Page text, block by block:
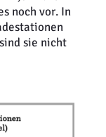
noch vor. In
sie nicht